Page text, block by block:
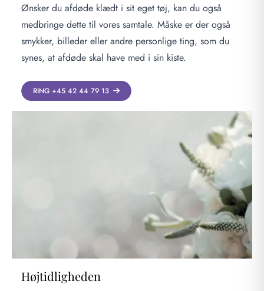
Ønsker du afdøde klædt i sit eget tøj, kan du også
medbringe dette til vores samtale. Måske er der også
smykker, billeder eller andre personlige ting, som du
synes, at afdøde skal have med i sin kiste.
RING +45 42 44 79 13
Højtidligheden